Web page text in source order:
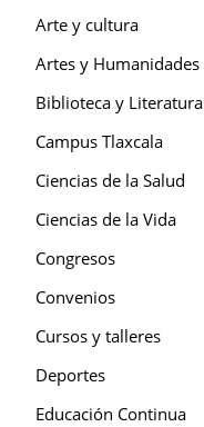
Arte y cultura
Artes y Humanidades
Biblioteca y Literatura
Campus Tlaxcala
Ciencias de la Salud
Ciencias de la Vida
Congresos
Convenios
Cursos y talleres
Deportes
Educación Continua